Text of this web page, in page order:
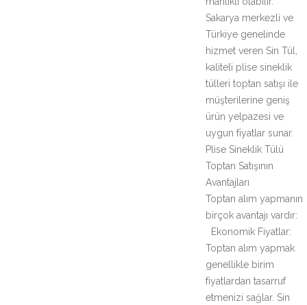
Sakarya merkezli ve
Türkiye genelinde
hizmet veren Sin Tül,
kaliteli plise sineklik
tülleri toptan satışı ile
müşterilerine geniş
ürün yelpazesi ve
uygun fiyatlar sunar.
Plise Sineklik Tülü
Toptan Satışının
Avantajları
Toptan alım yapmanın
birçok avantajı vardır:
Ekonomik Fiyatlar:
Toptan alım yapmak
genellikle birim
fiyatlardan tasarruf
etmenizi sağlar. Sin